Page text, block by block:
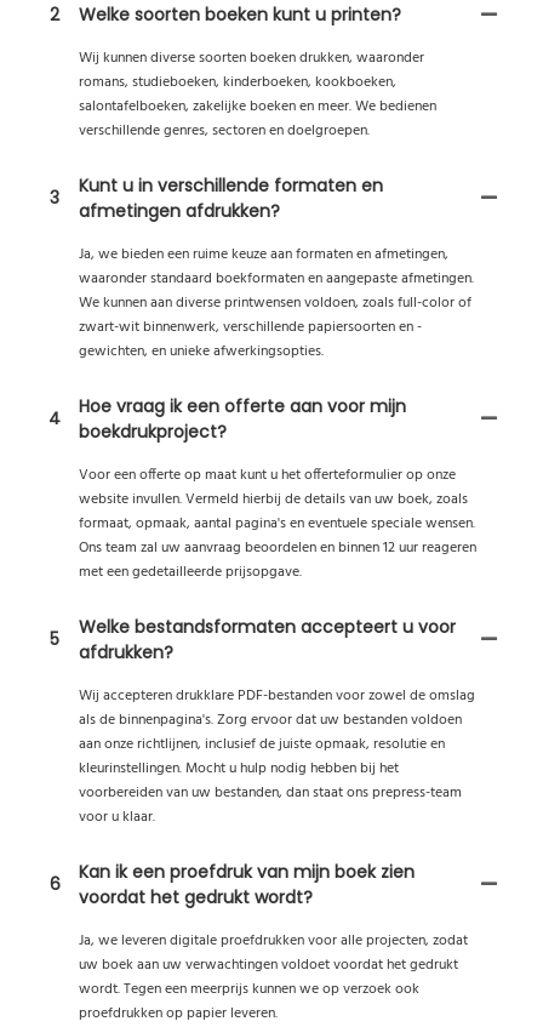
2
Welke soorten boeken kunt u printen?
Wij kunnen diverse soorten boeken drukken, waaronder
romans, studieboeken, kinderboeken, kookboeken,
salontafelboeken, zakelijke boeken en meer. We bedienen
verschillende genres, sectoren en doelgroepen.
3
Kunt u in verschillende formaten en
afmetingen afdrukken?
Ja, we bieden een ruime keuze aan formaten en afmetingen,
waaronder standaard boekformaten en aangepaste afmetingen.
We kunnen aan diverse printwensen voldoen, zoals full-color of
zwart-wit binnenwerk, verschillende papiersoorten en -
gewichten, en unieke afwerkingsopties.
4
Hoe vraag ik een offerte aan voor mijn
boekdrukproject?
Voor een offerte op maat kunt u het offerteformulier op onze
website invullen. Vermeld hierbij de details van uw boek, zoals
formaat, opmaak, aantal pagina's en eventuele speciale wensen.
Ons team zal uw aanvraag beoordelen en binnen 12 uur reageren
met een gedetailleerde prijsopgave.
5
Welke bestandsformaten accepteert u voor
afdrukken?
Wij accepteren drukklare PDF-bestanden voor zowel de omslag
als de binnenpagina's. Zorg ervoor dat uw bestanden voldoen
aan onze richtlijnen, inclusief de juiste opmaak, resolutie en
kleurinstellingen. Mocht u hulp nodig hebben bij het
voorbereiden van uw bestanden, dan staat ons prepress-team
voor u klaar.
6
Kan ik een proefdruk van mijn boek zien
voordat het gedrukt wordt?
Ja, we leveren digitale proefdrukken voor alle projecten, zodat
uw boek aan uw verwachtingen voldoet voordat het gedrukt
wordt. Tegen een meerprijs kunnen we op verzoek ook
proefdrukken op papier leveren.